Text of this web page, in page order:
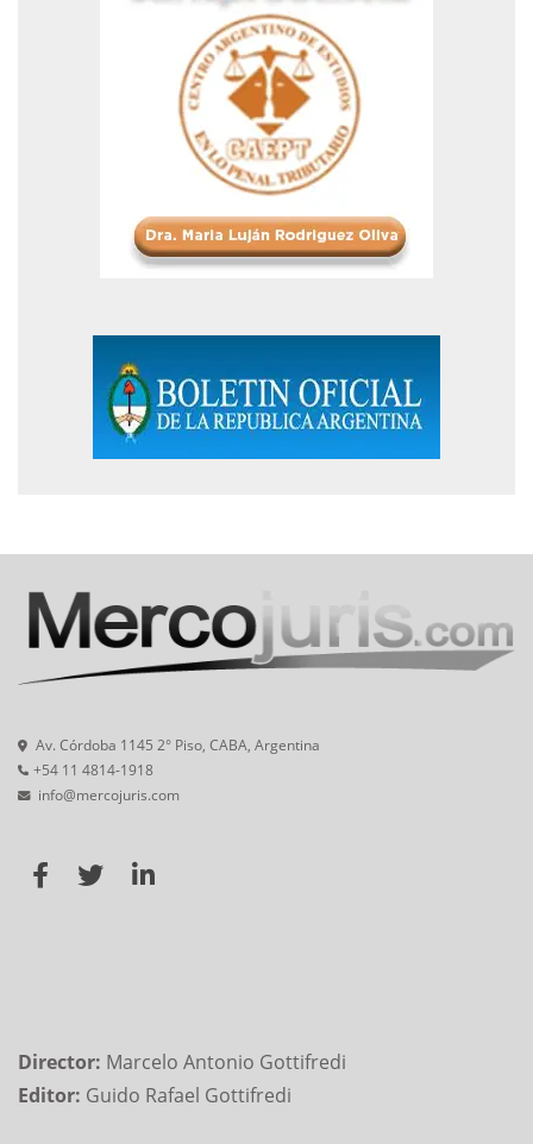
Av. Córdoba 1145 2° Piso, CABA, Argentina
+54 11 4814-1918
info@mercojuris.com
Director: Marcelo Antonio Gottifredi
Editor: Guido Rafael Gottifredi